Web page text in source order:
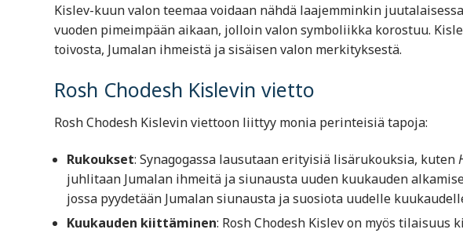
Kislev-kuun valon teemaa voidaan nähdä laajemminkin
vuoden pimeimpään aikaan, jolloin valon symboliikka korostuu.
toivosta, Jumalan ihmeistä ja sisäisen valon merkityksestä.
Rosh Chodesh Kislevin vietto
Rosh Chodesh Kislevin viettoon liittyy monia perinteisiä tapoja:
Rukoukset: Synagogassa lausutaan erityisiä lisärukouksia, kuten
juhlitaan Jumalan ihmeitä ja siunausta uuden kuukauden
jossa pyydetään Jumalan siunausta ja suosiota uudelle
Kuukauden kiittäminen: Rosh Chodesh Kislev on myös